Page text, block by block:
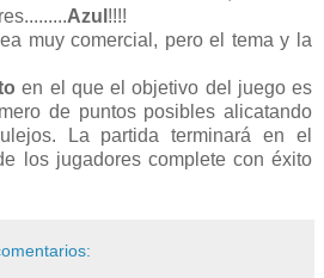
Azul !!!!
muy comercial, pero el tema y la
en el que el objetivo del juego es
de puntos posibles alicatando
La partida terminará en el
los jugadores complete con éxito